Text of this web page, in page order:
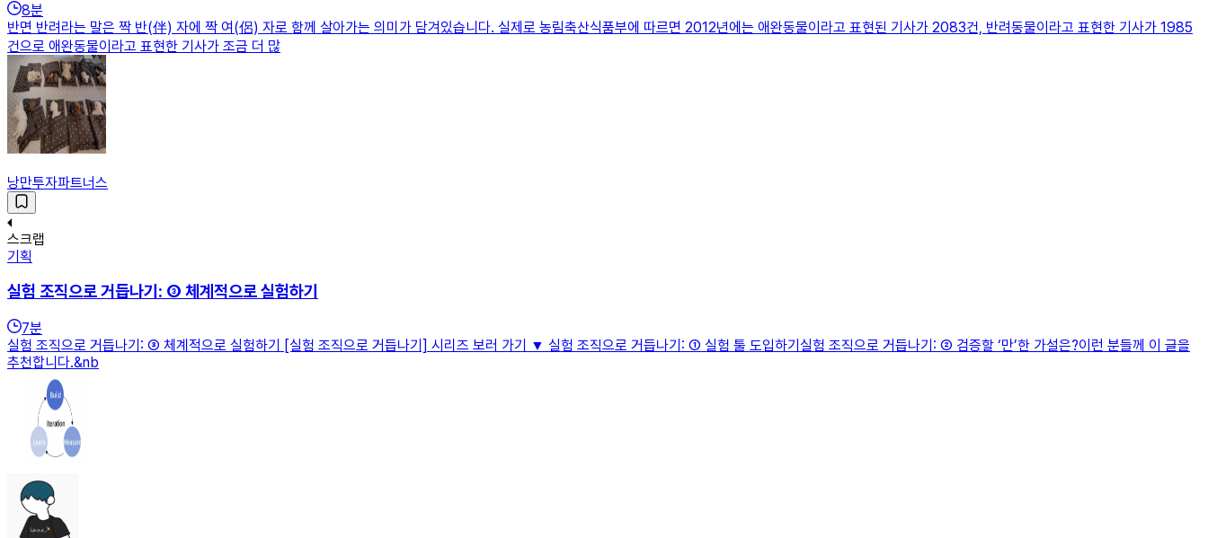
8분
반면 반려라는 말은 짝 반(伴) 자에 짝 여(侶) 자로 함께 살아가는 의미가 담겨있습니다. 실제로 농림축산식품부에 따르면 2012년에는 애완동물이라고 표현된 기사가 2083건, 반려동물이라고 표현한 기사가 1985
건으로 애완동물이라고 표현한 기사가 조금 더 많
낭만투자파트너스
스크랩
기획
실험 조직으로 거듭나기: ③ 체계적으로 실험하기
7분
실험 조직으로 거듭나기: ③ 체계적으로 실험하기 [실험 조직으로 거듭나기] 시리즈 보러 가기 ▼ 실험 조직으로 거듭나기: ① 실험 툴 도입하기실험 조직으로 거듭나기: ② 검증할 ‘만’한 가설은?이런 분들께 이 글을
추천합니다.&nb